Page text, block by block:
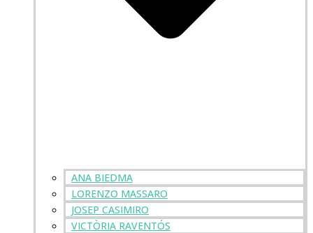
ANA BIEDMA
LORENZO MASSARO
JOSEP CASIMIRO
VICTÒRIA RAVENTÓS